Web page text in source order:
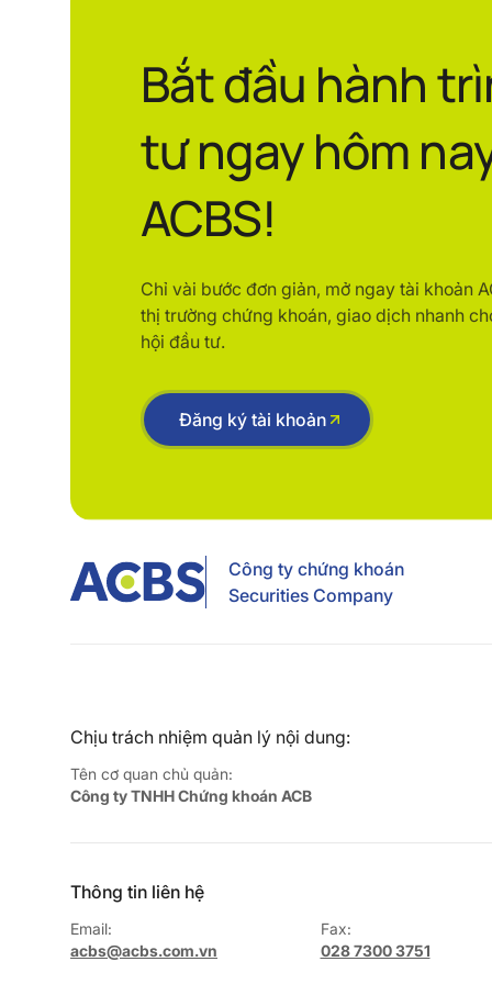
Bắt đầu hành
tư ngay hôm
ACBS!
Chỉ vài bước đơn giản, mở ngay tài khoản
thị trường chứng khoán, giao dịch nhanh
hội đầu tư.
Đăng ký tài khoản
Công ty chứng khoán
Securities Company
Chịu trách nhiệm quản lý nội dung:
Tên cơ quan chủ quản:
Công ty TNHH Chứng khoán ACB
Thông tin liên hệ
Email:
acbs@acbs.com.vn
Fax:
028 7300 3751